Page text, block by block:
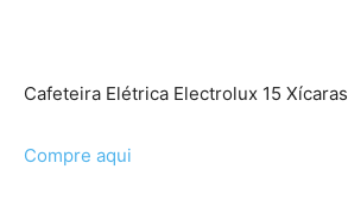
Cafeteira Elétrica Electrolux 15 Xícaras
Compre aqui